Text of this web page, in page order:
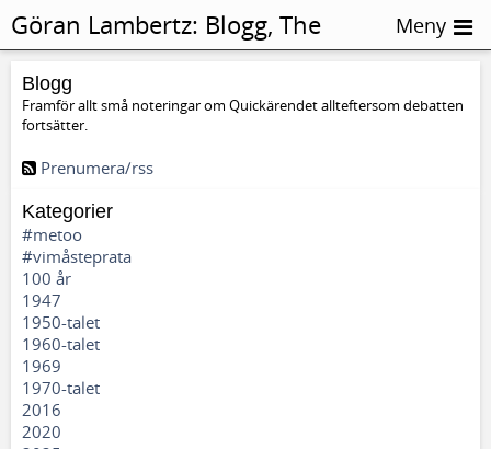
Blogg
Framför allt små noteringar om Quickärendet allteftersom debatten
fortsätter.
Prenumera/rss
Kategorier
#metoo
#vimåsteprata
100 år
1947
1950-talet
1960-talet
1969
1970-talet
2016
2020
Göran Lambertz: Blogg, The
square
Meny